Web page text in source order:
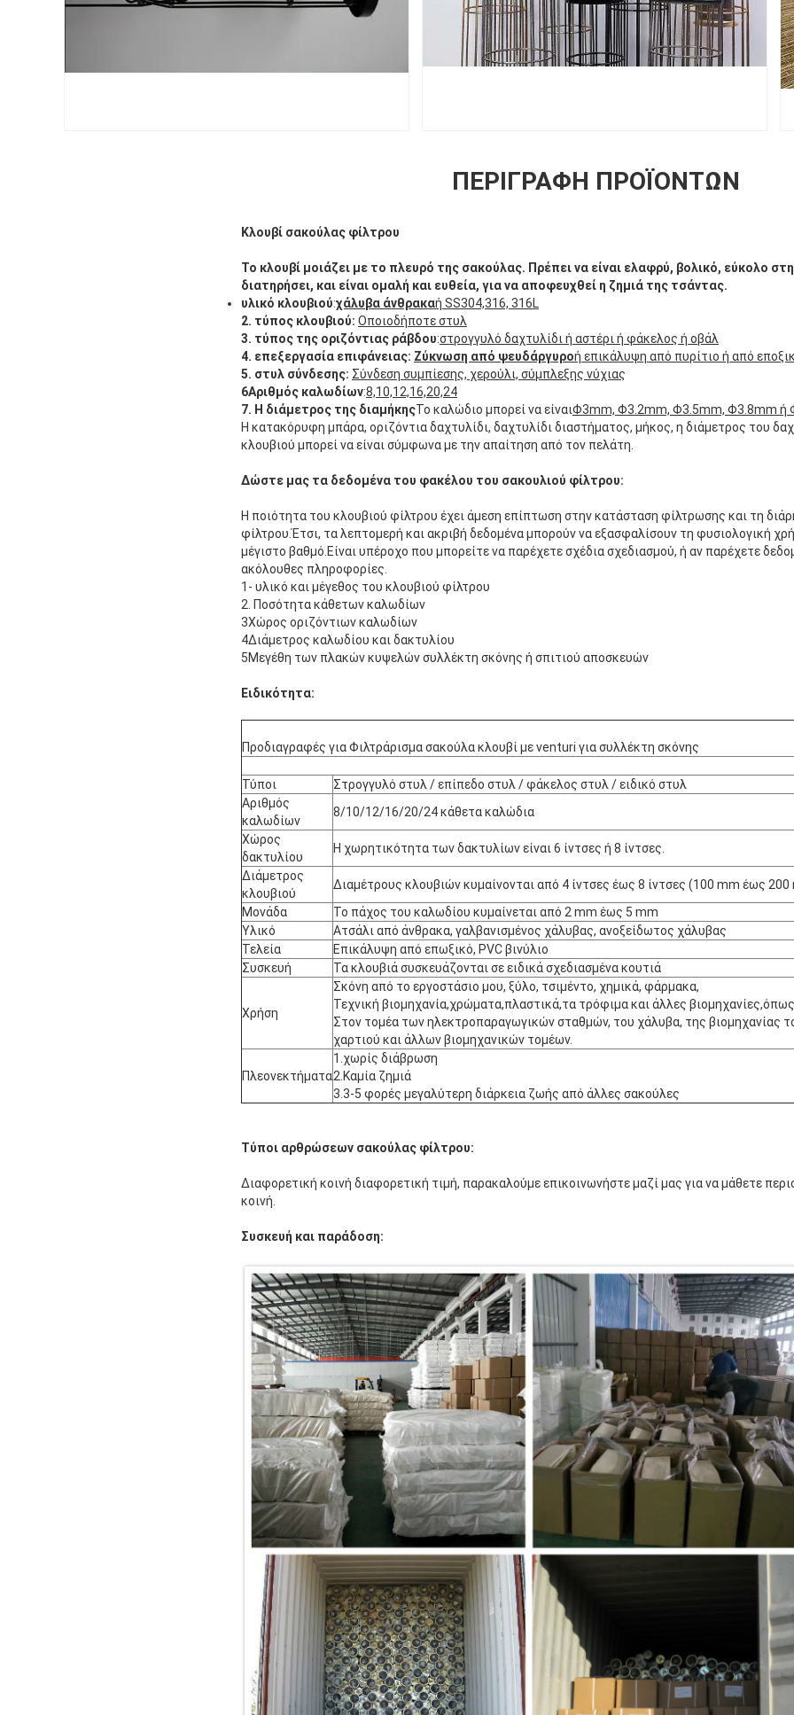
ΠΕΡΙΓΡΑΦΉ ΠΡΟΪΌΝΤΩΝ
Κλουβί σακούλας φίλτρου
Το κλουβί μοιάζει με το πλευρό της σακούλας. Πρέπει να είναι ελαφρύ, βολικό, εύκολο
διατηρήσει, και είναι ομαλή και ευθεία, για να αποφευχθεί η ζημιά της τσάντας.
υλικό κλουβιού:χάλυβα άνθρακαή SS304,316, 316L
2. τύπος κλουβιού: Οποιοδήποτε στυλ
3. τύπος της οριζόντιας ράβδου:στρογγυλό δαχτυλίδι ή αστέρι ή φάκελος ή οβάλ
4. επεξεργασία επιφάνειας: Ζύκνωση από ψευδάργυροή επικάλυψη από πυρίτιο ή από
5. στυλ σύνδεσης: Σύνδεση συμπίεσης, χερούλι, σύμπλεξης νύχιας
6Αριθμός καλωδίων:8,10,12,16,20,24
7. Η διάμετρος της διαμήκηςΤο καλώδιο μπορεί να είναιΦ3mm, Φ3.2mm, Φ3.5mm, Φ3.8mm ή
Η κατακόρυφη μπάρα, οριζόντια δαχτυλίδι, δαχτυλίδι διαστήματος, μήκος, η διάμετρος του
κλουβιού μπορεί να είναι σύμφωνα με την απαίτηση από τον πελάτη.
Δώστε μας τα δεδομένα του φακέλου του σακουλιού φίλτρου:
Η ποιότητα του κλουβιού φίλτρου έχει άμεση επίπτωση στην κατάσταση φίλτρωσης και τη
φίλτρου.Έτσι, τα λεπτομερή και ακριβή δεδομένα μπορούν να εξασφαλίσουν τη φυσιολογική
μέγιστο βαθμό.Είναι υπέροχο που μπορείτε να παρέχετε σχέδια σχεδιασμού, ή αν παρέχετε
ακόλουθες πληροφορίες.
1- υλικό και μέγεθος του κλουβιού φίλτρου
2. Ποσότητα κάθετων καλωδίων
3Χώρος οριζόντιων καλωδίων
4Διάμετρος καλωδίου και δακτυλίου
5Μεγέθη των πλακών κυψελών συλλέκτη σκόνης ή σπιτιού αποσκευών
Ειδικότητα:
Προδιαγραφές για Φιλτράρισμα σακούλα κλουβί με venturi για συλλέκτη σκόνης
Τύποι
Στρογγυλό στυλ / επίπεδο στυλ / φάκελος στυλ / ειδικό στυλ
Αριθμός
καλωδίων
8/10/12/16/20/24 κάθετα καλώδια
Χώρος
δακτυλίου
Η χωρητικότητα των δακτυλίων είναι 6 ίντσες ή 8 ίντσες.
Διάμετρος
κλουβιού
Διαμέτρους κλουβιών κυμαίνονται από 4 ίντσες έως 8 ίντσες (100 mm έως 200
Μονάδα
Το πάχος του καλωδίου κυμαίνεται από 2 mm έως 5 mm
Υλικό
Ατσάλι από άνθρακα, γαλβανισμένος χάλυβας, ανοξείδωτος χάλυβας
Τελεία
Επικάλυψη από επωξικό, PVC βινύλιο
Συσκευή
Τα κλουβιά συσκευάζονται σε ειδικά σχεδιασμένα κουτιά
Χρήση
Σκόνη από το εργοστάσιο μου, ξύλο, τσιμέντο, χημικά, φάρμακα,
Τεχνική βιομηχανία,χρώματα,πλαστικά,τα τρόφιμα και άλλες
Στον τομέα των ηλεκτροπαραγωγικών σταθμών, του χάλυβα, της βιομηχανίας
χαρτιού και άλλων βιομηχανικών τομέων.
Πλεονεκτήματα
1.χωρίς διάβρωση
2.Καμία ζημιά
3.3-5 φορές μεγαλύτερη διάρκεια ζωής από άλλες σακούλες
Τύποι αρθρώσεων σακούλας φίλτρου:
Διαφορετική κοινή διαφορετική τιμή, παρακαλούμε επικοινωνήστε μαζί μας για να μάθετε
κοινή.
Συσκευή και παράδοση: